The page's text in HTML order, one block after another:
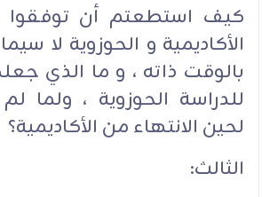
كيف استطعتم أن توفقوا
الأكاديمية و الحوزوية لا
بالوقت ذاته ، و ما الذي
للدراسة الحوزوية ، ولما
لحين الانتهاء من الأكاديمية؟
الثالث: